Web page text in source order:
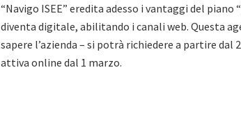
“Navigo ISEE” eredita adesso i vantaggi del piano
diventa digitale, abilitando i canali web. Questa
sapere l’azienda – si potrà richiedere a partire dal
attiva online dal 1 marzo.